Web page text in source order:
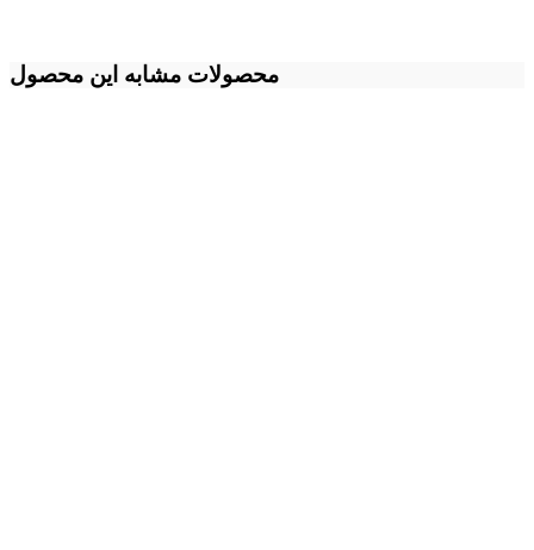
محصولات مشابه این محصول